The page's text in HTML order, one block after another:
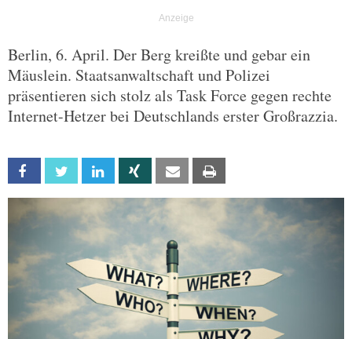
Berlin, 6. April. Der Berg kreißte und gebar ein
Mäuslein. Staatsanwaltschaft und Polizei
präsentieren sich stolz als Task Force gegen rechte
Internet-Hetzer bei Deutschlands erster Großrazzia.
Facebook Twitter Linkedin Xing Email